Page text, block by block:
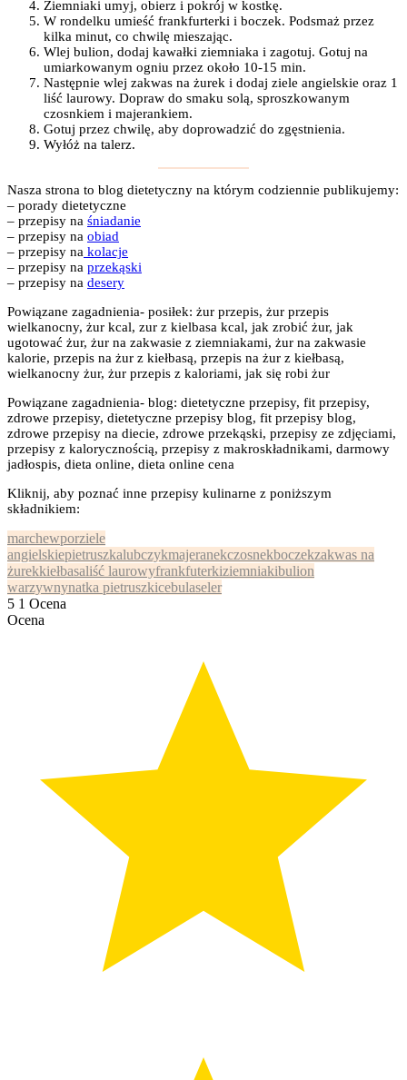
Ziemniaki umyj, obierz i pokrój w kostkę.
W rondelku umieść frankfurterki i boczek. Podsmaż przez
kilka minut, co chwilę mieszając.
Wlej bulion, dodaj kawałki ziemniaka i zagotuj. Gotuj na
umiarkowanym ogniu przez około 10-15 min.
Następnie wlej zakwas na żurek i dodaj ziele angielskie oraz 1
liść laurowy. Dopraw do smaku solą, sproszkowanym
czosnkiem i majerankiem.
Gotuj przez chwilę, aby doprowadzić do zgęstnienia.
Wyłóż na talerz.
Nasza strona to blog dietetyczny na którym codziennie publikujemy:
– porady dietetyczne
– przepisy na śniadanie
– przepisy na obiad
– przepisy na kolacje
– przepisy na przekąski
– przepisy na desery
Powiązane zagadnienia- posiłek: żur przepis, żur przepis
wielkanocny, żur kcal, zur z kielbasa kcal, jak zrobić żur, jak
ugotować żur, żur na zakwasie z ziemniakami, żur na zakwasie
kalorie, przepis na żur z kiełbasą, przepis na żur z kiełbasą,
wielkanocny żur, żur przepis z kaloriami, jak się robi żur
Powiązane zagadnienia- blog: dietetyczne przepisy, fit przepisy,
zdrowe przepisy, dietetyczne przepisy blog, fit przepisy blog,
zdrowe przepisy na diecie, zdrowe przekąski, przepisy ze zdjęciami,
przepisy z kalorycznością, przepisy z makroskładnikami, darmowy
jadłospis, dieta online, dieta online cena
Kliknij, aby poznać inne przepisy kulinarne z poniższym
składnikiem:
marchewporziele
angielskiepietruszkalubczykmajeranekczosnekboczekzakwas na
żurekkiełbasaliść laurowyfrankfuterkiziemniakibulion
warzywnynatka pietruszkicebulaseler
5 1 Ocena
Ocena